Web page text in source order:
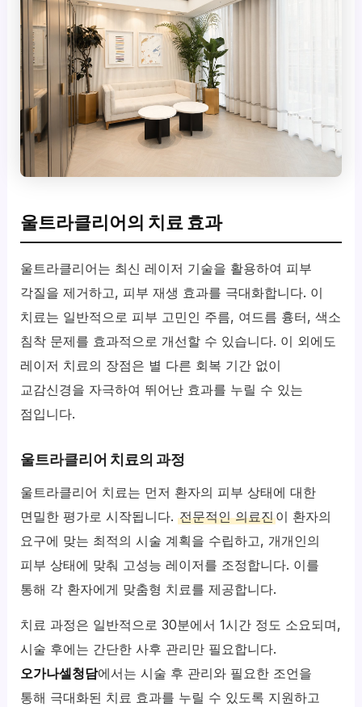
울트라클리어의 치료 효과
울트라클리어는 최신 레이저 기술을 활용하여 피부
각질을 제거하고, 피부 재생 효과를 극대화합니다. 이
치료는 일반적으로 피부 고민인 주름, 여드름 흉터, 색소
침착 문제를 효과적으로 개선할 수 있습니다. 이 외에도
레이저 치료의 장점은 별 다른 회복 기간 없이
교감신경을 자극하여 뛰어난 효과를 누릴 수 있는
점입니다.
울트라클리어 치료의 과정
울트라클리어 치료는 먼저 환자의 피부 상태에 대한
면밀한 평가로 시작됩니다.전문적인 의료진이 환자의
요구에 맞는 최적의 시술 계획을 수립하고, 개개인의
피부 상태에 맞춰 고성능 레이저를 조정합니다. 이를
통해 각 환자에게 맞춤형 치료를 제공합니다.
치료 과정은 일반적으로 30분에서 1시간 정도 소요되며,
시술 후에는 간단한 사후 관리만 필요합니다.
오가나셀청담에서는 시술 후 관리와 필요한 조언을
통해 극대화된 치료 효과를 누릴 수 있도록 지원하고